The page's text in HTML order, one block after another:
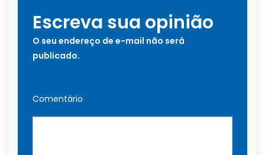
Escreva sua opinião
O seu endereço de e-mail não será
publicado.
Comentário